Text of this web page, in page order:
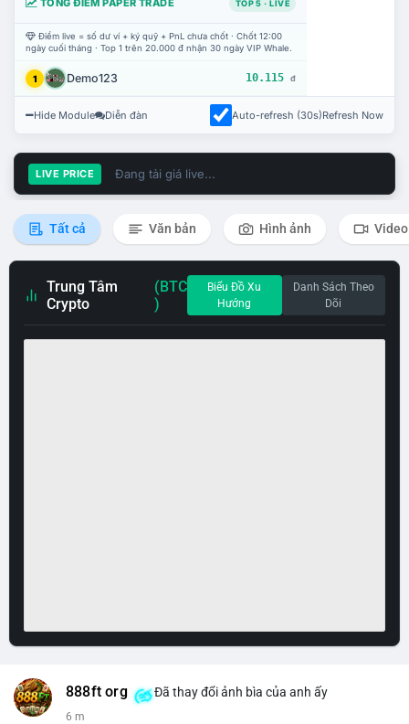
TỔNG ĐIỂM PAPER TRADE TOP 5 · LIVE
Điểm live = số dư ví + ký quỹ + PnL chưa chốt · Chốt 12:00
ngày cuối tháng · Top 1 trên 20.000 đ nhận 30 ngày VIP Whale.
1 Demo123 10.115 đ
Hide Module Diễn đàn Auto-refresh (30s)Refresh Now
LIVE PRICE Đang tải giá live...
Tất cả Văn bản Hình ảnh Video
Trung Tâm
Crypto
(BTC
)
Biểu Đồ Xu
Hướng
Danh Sách Theo
Dõi
888ft org Đã thay đổi ảnh bìa của anh ấy
6 m